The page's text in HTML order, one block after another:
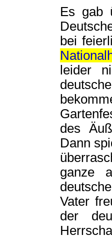
Es gab
bei
leider
des
Dann
ganze
Vater
der